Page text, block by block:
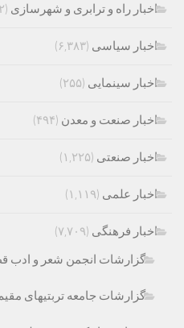
اخبار راه و ترابری و شهرسازی (۸۱۲)
اخبار سیاسی (۶,۳۸۳)
اخبار سینمایی (۲۵۵)
اخبار صنعت و معدن (۴۹۴)
اخبار صنعتی (۱,۲۲۵)
اخبار علمی (۱,۱۱۹)
اخبار فرهنگی (۷,۷۰۹)
گزارشات انجمن شعر و ادب
گزارشات جامعه تربتیهای